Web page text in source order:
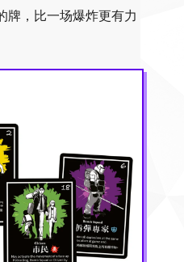
牌，比一场爆炸更有力